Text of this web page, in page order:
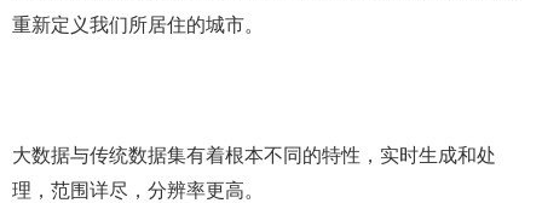
重新定义我们所居住的城市。
大数据与传统数据集有着根本不同的特性，实时生成和处
理，范围详尽，分辨率更高。